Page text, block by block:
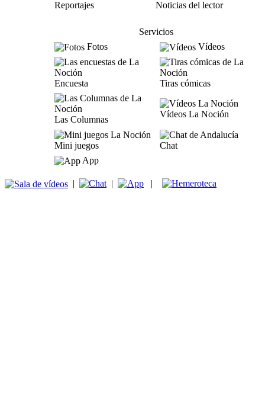
Reportajes
Noticias del lector
Servicios
Fotos
Vídeos
Encuesta Tiras cómicas
Las Columnas
Vídeos La Noción
Mini juegos
Chat
App
| | |